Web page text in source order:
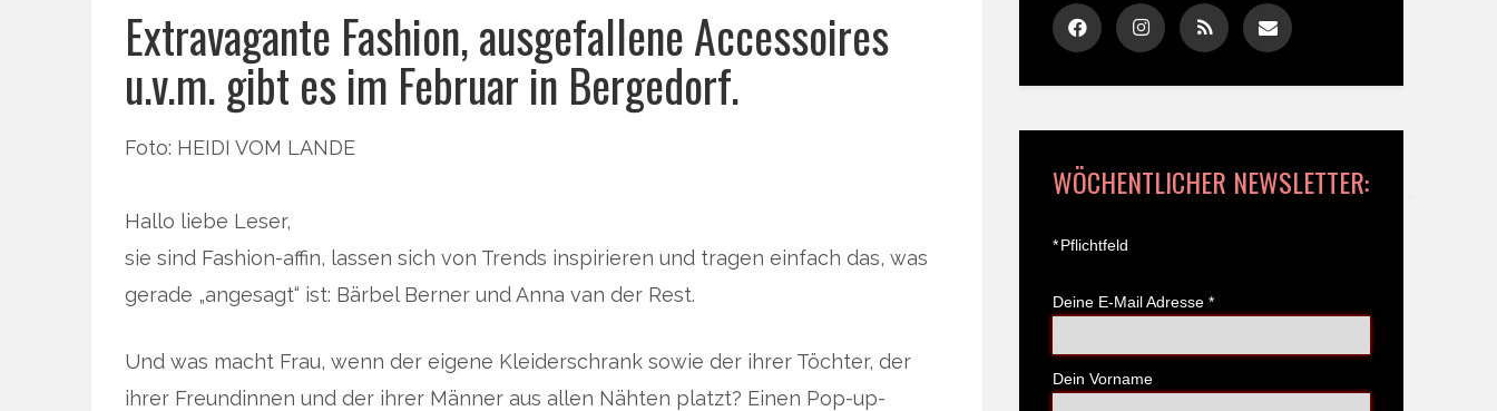
Extravagante Fashion, ausgefallene Accessoires
u.v.m. gibt es im Februar in Bergedorf.
Foto: HEIDI VOM LANDE
Hallo liebe Leser,
sie sind Fashion-affin, lassen sich von Trends inspirieren und tragen einfach das, was
gerade „angesagt“ ist: Bärbel Berner und Anna van der Rest.
Und was macht Frau, wenn der eigene Kleiderschrank sowie der ihrer Töchter, der
ihrer Freundinnen und der ihrer Männer aus allen Nähten platzt? Einen Pop-up-
WÖCHENTLICHER NEWSLETTER:
*Pflichtfeld
Deine E-Mail Adresse *
Dein Vorname